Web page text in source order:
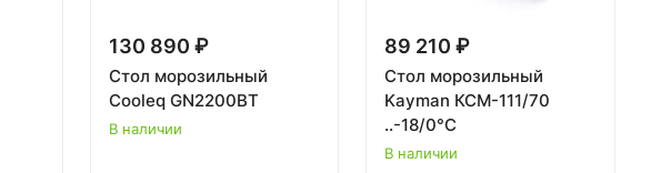
130 890 ₽
Стол морозильный
Cooleq GN2200BT
В наличии
89 210 ₽
Стол морозильный
Kayman КСМ-111/70
..-18/0°С
В наличии